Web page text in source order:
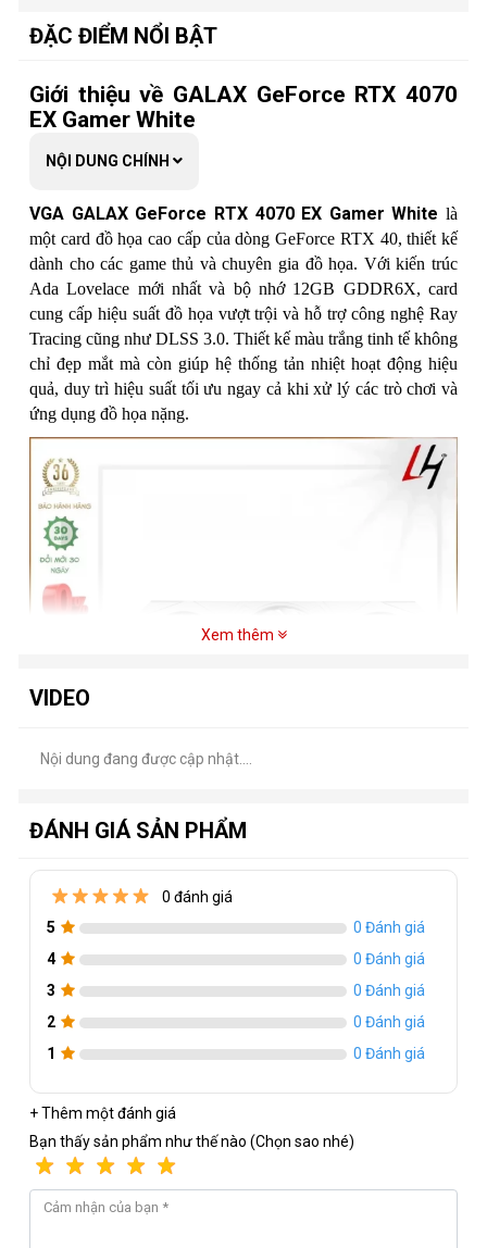
In Box
Accessories
1-Click Sync Pro cable
ĐẶC ĐIỂM NỔI BẬT
Giới thiệu về GALAX GeForce RTX 4070
EX Gamer White
NỘI DUNG CHÍNH
VGA GALAX GeForce RTX 4070 EX Gamer White là
một card đồ họa cao cấp của dòng GeForce RTX 40, thiết kế
dành cho các game thủ và chuyên gia đồ họa. Với kiến trúc
Ada Lovelace mới nhất và bộ nhớ 12GB GDDR6X, card
cung cấp hiệu suất đồ họa vượt trội và hỗ trợ công nghệ Ray
Tracing cũng như DLSS 3.0. Thiết kế màu trắng tinh tế không
chỉ đẹp mắt mà còn giúp hệ thống tản nhiệt hoạt động hiệu
quả, duy trì hiệu suất tối ưu ngay cả khi xử lý các trò chơi và
ứng dụng đồ họa nặng.
Thông số kỹ thuật của RTX 4070 EX
Nhân CUDA: 5888
1-Click OC Clock
Tốc độ bộ nhớ: 21 Gbps
- Giao diện bộ nhớ: 192-bit GDDR6X
Băng thông bộ nhớ : 504 GB/s
-Hỗ trợ tính năng: PCIe 4.0
Xem thêm
VIDEO
Nội dung đang được cập nhật....
ĐÁNH GIÁ SẢN PHẨM
0 đánh giá
5
0 Đánh giá
4
0 Đánh giá
3
0 Đánh giá
2
0 Đánh giá
1
0 Đánh giá
+ Thêm một đánh giá
Bạn thấy sản phẩm như thế nào (Chọn sao nhé)